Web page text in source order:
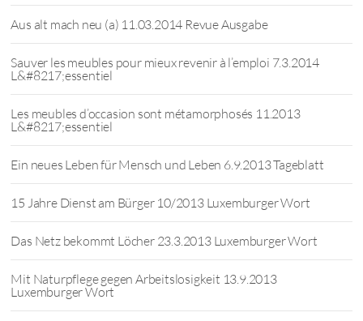
Aus alt mach neu (a) 11.03.2014 Revue Ausgabe
Sauver les meubles pour mieux revenir à l’emploi 7.3.2014
L&#8217;essentiel
Les meubles d’occasion sont métamorphosés 11.2013
L&#8217;essentiel
Ein neues Leben für Mensch und Leben 6.9.2013 Tageblatt
15 Jahre Dienst am Bürger 10/2013 Luxemburger Wort
Das Netz bekommt Löcher 23.3.2013 Luxemburger Wort
Mit Naturpflege gegen Arbeitslosigkeit 13.9.2013
Luxemburger Wort